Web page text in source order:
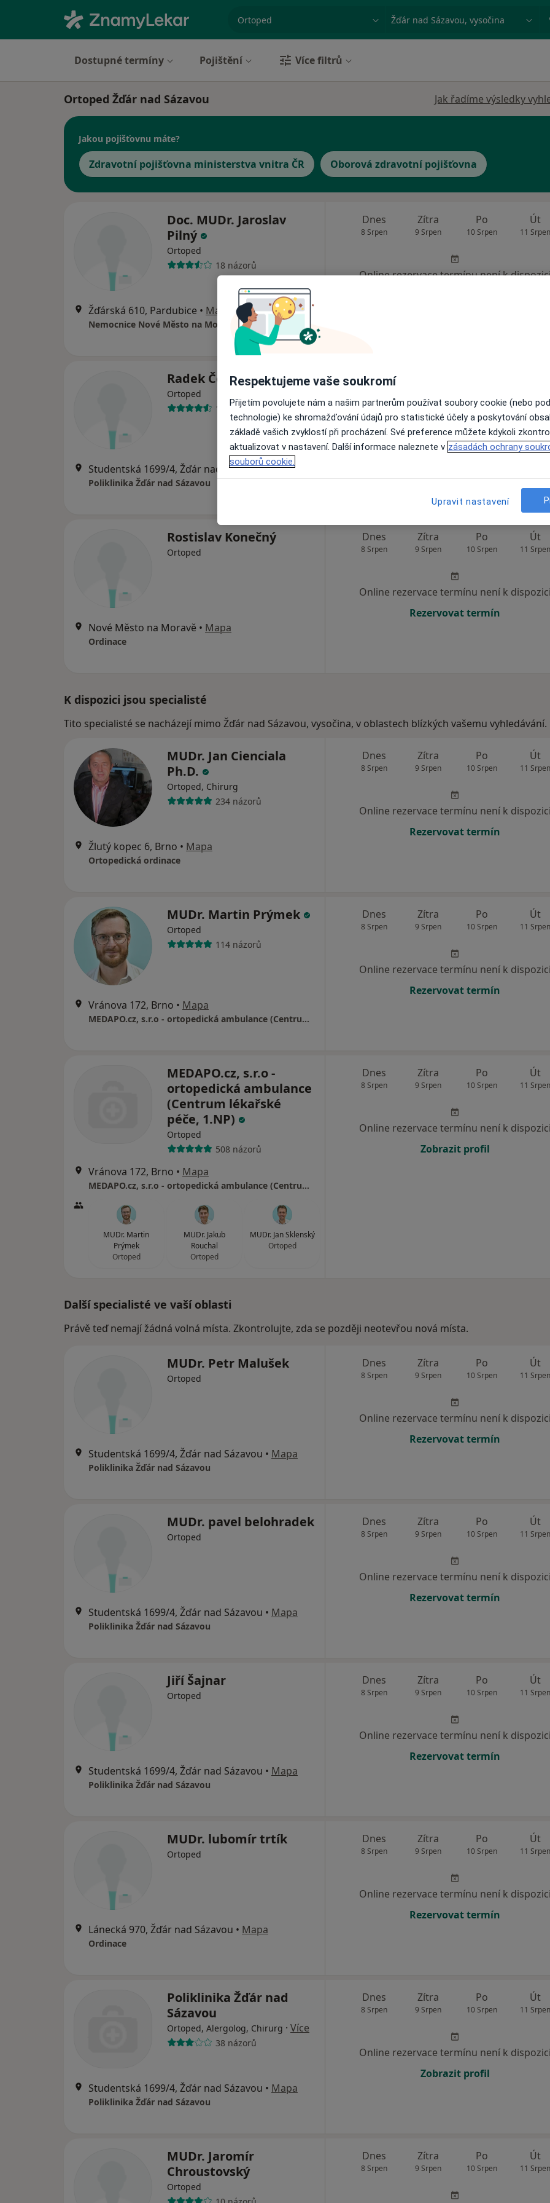
specializace, nemoc nebo příjmeníMěsto nebo region
Dostupné termíny Pojištění Více filtrů
Ortoped Žďár nad Sázavou Jak řadíme výsledky
Jakou pojišťovnu máte?
Zdravotní pojišťovna ministerstva vnitra ČR Oborová zdravotní pojišťovna
Doc. MUDr. Jaroslav
Pilný
Ortoped
18 názorů
Žďárská 610, Pardubice • Mapa
Nemocnice Nové Město na Moravě
Dnes
8 Srpen
Zítra
9 Srpen
Po
10 Srpen
Út
11 Srpen
Online rezervace termínu není k
Radek Černý
Ortoped
17 názorů
Studentská 1699/4, Žďár nad Sázavou•Mapa
Poliklinika Žďár nad Sázavou
Dnes
Online rezervace termínu není k
Rezervovat termín
Rostislav Konečný
Ortoped
Nové Město na Moravě • Mapa
Ordinace
Dnes
8 Srpen
Zítra
9 Srpen
Po
10 Srpen
Út
11 Srpen
Online rezervace termínu není k dispozici
Rezervovat termín
K dispozici jsou specialisté
Tito specialisté se nacházejí mimo Žďár nad Sázavou, vysočina, v oblastech blízkých vašemu vyhledávání.
MUDr. Jan Cienciala
Ph.D.
Ortoped, Chirurg
234 názorů
Žlutý kopec 6, Brno • Mapa
Ortopedická ordinace
Dnes
8 Srpen
Zítra
9 Srpen
Po
10 Srpen
Út
11 Srpen
Online rezervace termínu není k dispozici
Rezervovat termín
MUDr. Martin Prýmek
Ortoped
114 názorů
Vránova 172, Brno • Mapa
MEDAPO.cz, s.r.o - ortopedická ambulance (Centrum lékařské péče, 1.NP)
Dnes
8 Srpen
Zítra
9 Srpen
Po
10 Srpen
Út
11 Srpen
Online rezervace termínu není k dispozici
Rezervovat termín
MEDAPO.cz, s.r.o -
ortopedická ambulance
(Centrum lékařské
péče, 1.NP)
Ortoped
508 názorů
Vránova 172, Brno • Mapa
MEDAPO.cz, s.r.o - ortopedická ambulance (Centrum lékařské péče, 1.NP)
MUDr. Martin
Prýmek
Ortoped
MUDr. Jakub
Rouchal
Ortoped
MUDr. Jan Sklenský
Ortoped
Dnes
8 Srpen
Zítra
9 Srpen
Po
10 Srpen
Út
11 Srpen
Online rezervace termínu není k dispozici
Zobrazit profil
Další specialisté ve vaší oblasti
Právě teď nemají žádná volná místa. Zkontrolujte, zda se později neotevřou nová místa.
MUDr. Petr Malušek
Ortoped
Studentská 1699/4, Žďár nad Sázavou • Mapa
Poliklinika Žďár nad Sázavou
Dnes
8 Srpen
Zítra
9 Srpen
Po
10 Srpen
Út
11 Srpen
Online rezervace termínu není k dispozici
Rezervovat termín
MUDr. pavel belohradek
Ortoped
Studentská 1699/4, Žďár nad Sázavou • Mapa
Poliklinika Žďár nad Sázavou
Dnes
8 Srpen
Zítra
9 Srpen
Po
10 Srpen
Út
11 Srpen
Online rezervace termínu není k dispozici
Rezervovat termín
Jiří Šajnar
Ortoped
Studentská 1699/4, Žďár nad Sázavou • Mapa
Poliklinika Žďár nad Sázavou
Dnes
8 Srpen
Zítra
9 Srpen
Po
10 Srpen
Út
11 Srpen
Online rezervace termínu není k dispozici
Rezervovat termín
MUDr. lubomír trtík
Ortoped
Lánecká 970, Žďár nad Sázavou • Mapa
Ordinace
Dnes
8 Srpen
Zítra
9 Srpen
Po
10 Srpen
Út
11 Srpen
Online rezervace termínu není k dispozici
Rezervovat termín
Poliklinika Žďár nad
Sázavou
Ortoped, Alergolog, Chirurg · Více
38 názorů
Studentská 1699/4, Žďár nad Sázavou • Mapa
Poliklinika Žďár nad Sázavou
Dnes
8 Srpen
Zítra
9 Srpen
Po
10 Srpen
Út
11 Srpen
Online rezervace termínu není k dispozici
Zobrazit profil
MUDr. Jaromír
Chroustovský
Ortoped
Dnes
8 Srpen
Zítra
9 Srpen
Po
10 Srpen
Út
11 Srpen
Respektujeme vaše soukromí
Přijetím povolujete nám a našim partnerům používat soubory cookie (nebo
technologie) ke shromažďování údajů pro statistické účely a poskytování
základě vašich zvyklostí při procházení. Své preference můžete kdykoli
aktualizovat v nastavení. Další informace naleznete v zásadách ochrany
souborů cookie.
Upravit nastavení